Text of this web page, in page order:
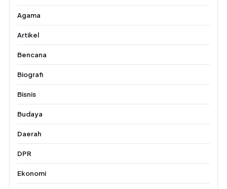
Agama
Artikel
Bencana
Biografi
Bisnis
Budaya
Daerah
DPR
Ekonomi